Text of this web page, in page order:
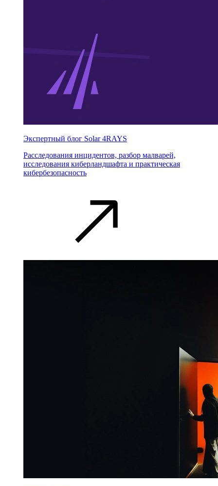
Экспертный блог Solar 4RAYS
Расследования инцидентов, разбор малварей,
исследования киберландшафта и практическая
кибербезопасность